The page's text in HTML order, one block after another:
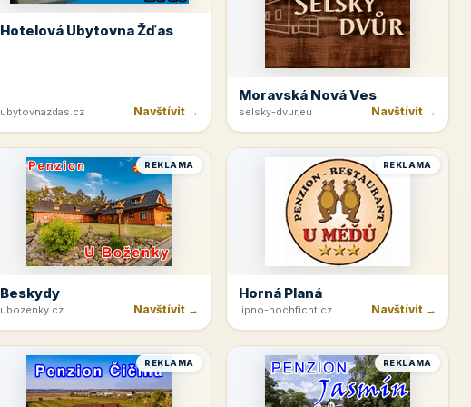
Hotelová Ubytovna Žďas
ubytovnazdas.cz Navštívit →
Moravská Nová Ves
selsky-dvur.eu Navštívit →
REKLAMA
Beskydy
ubozenky.cz Navštívit →
REKLAMA
Horná Planá
lipno-hochficht.cz Navštívit →
REKLAMA REKLAMA